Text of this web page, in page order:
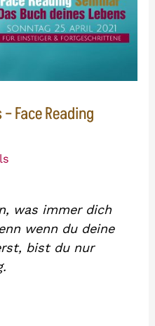
Face Reading
was immer dich
wenn du deine
bist du nur